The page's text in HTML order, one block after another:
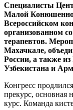
Специалисты
Малой
Всероссийском
организованном
терапевтов.
Махачкале,
России, а также
Узбекистана и
Конгресс
прекурс, основная
курс. Команда